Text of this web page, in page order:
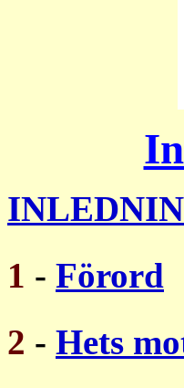
1 - Förord
2 - Hets